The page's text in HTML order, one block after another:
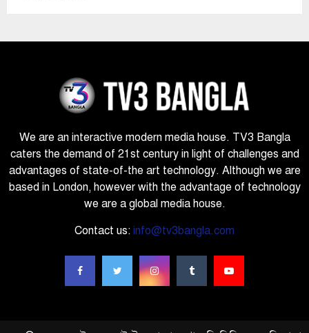
We are an interactive modern media house. TV3 Bangla
caters the demand of 21st century in light of challenges and
advantages of state-of-the art technology. Although we are
based in London, however with the advantage of technology
we are a global media house.
Contact us: info@tv3bangla.com